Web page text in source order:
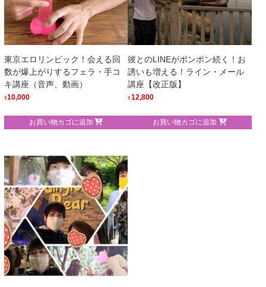
東京エロリンピック！会える回
数が爆上がりするフェラ・手コ
キ講座（音声、動画）
¥10,000
お買い物カゴに追加
彼とのLINEがポンポン続く！お
誘いも増える！ライン・メール
講座【改正版】
¥12,800
お買い物カゴに追加